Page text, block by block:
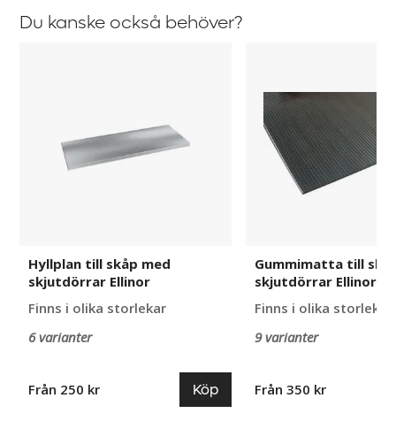
Du kanske också behöver?
skjutdörrar
Ellinor
Hyllplan till skåp med
skjutdörrar Ellinor
Finns i olika storlekar
6 varianter
Från 250 kr Köp
skåp
med
skjutdörrar
Ellinor
Gummimatta till
skjutdörrar Ellinor
Finns i olika storlekar
9 varianter
Från 350 kr